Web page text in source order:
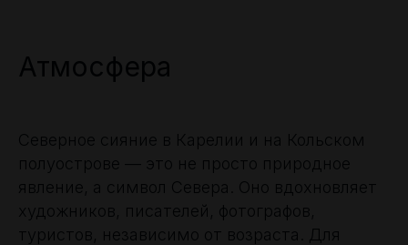
Атмосфера
Северное сияние в Карелии и на Кольском
полуострове — это не просто природное
явление, а символ Севера. Оно вдохновляет
художников, писателей, фотографов,
туристов, независимо от возраста. Для